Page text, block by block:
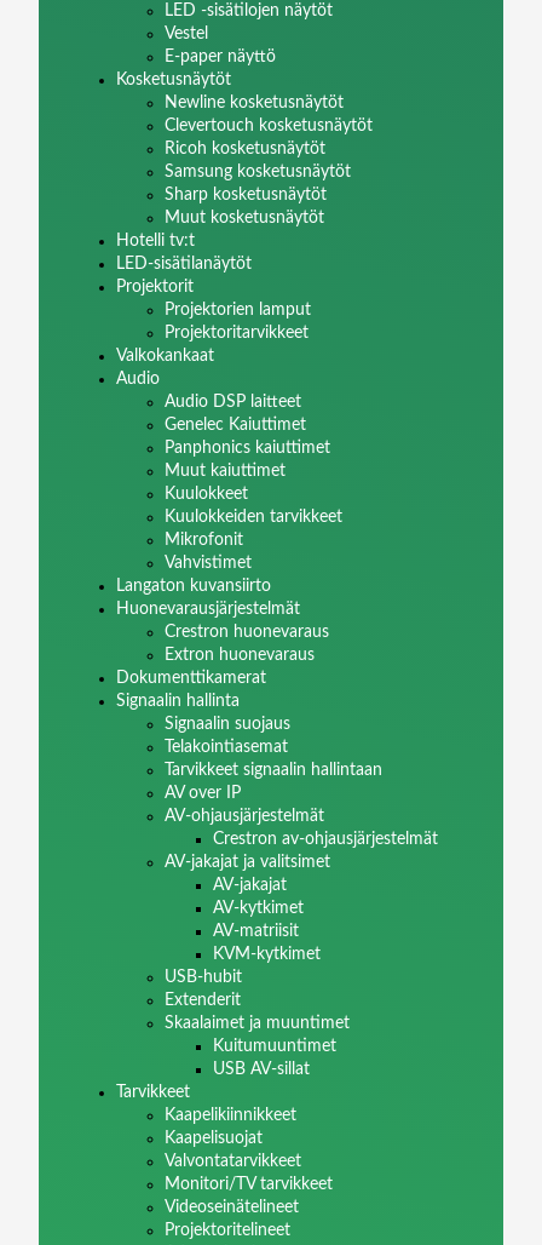
LED -sisätilojen näytöt
Vestel
E-paper näyttö
Kosketusnäytöt
Newline kosketusnäytöt
Clevertouch kosketusnäytöt
Ricoh kosketusnäytöt
Samsung kosketusnäytöt
Sharp kosketusnäytöt
Muut kosketusnäytöt
Hotelli tv:t
LED-sisätilanäytöt
Projektorit
Projektorien lamput
Projektoritarvikkeet
Valkokankaat
Audio
Audio DSP laitteet
Genelec Kaiuttimet
Panphonics kaiuttimet
Muut kaiuttimet
Kuulokkeet
Kuulokkeiden tarvikkeet
Mikrofonit
Vahvistimet
Langaton kuvansiirto
Huonevarausjärjestelmät
Crestron huonevaraus
Extron huonevaraus
Dokumenttikamerat
Signaalin hallinta
Signaalin suojaus
Telakointiasemat
Tarvikkeet signaalin hallintaan
AV over IP
AV-ohjausjärjestelmät
Crestron av-ohjausjärjestelmät
AV-jakajat ja valitsimet
AV-jakajat
AV-kytkimet
AV-matriisit
KVM-kytkimet
USB-hubit
Extenderit
Skaalaimet ja muuntimet
Kuitumuuntimet
USB AV-sillat
Tarvikkeet
Kaapelikiinnikkeet
Kaapelisuojat
Valvontatarvikkeet
Monitori/TV tarvikkeet
Videoseinätelineet
Projektoritelineet